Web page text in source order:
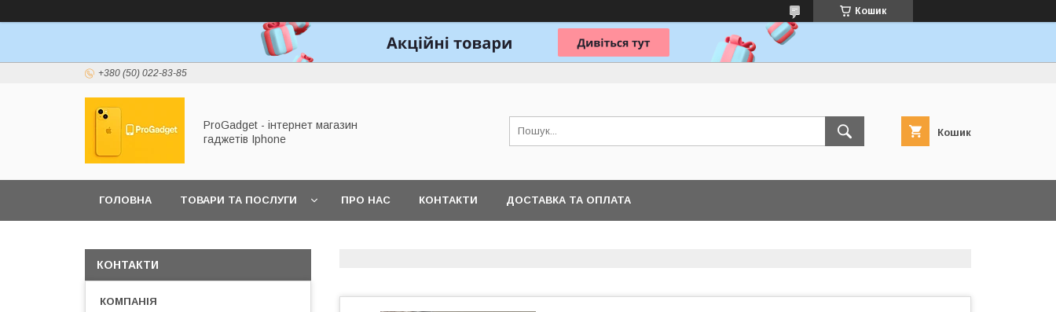
Кошик
+380 (50) 022-83-85
ProGadget - iнтернет магазин
гаджетів Iphone
Кошик
ГОЛОВНА ТОВАРИ ТА ПОСЛУГИ ПРО НАС КОНТАКТИ ДОСТАВКА ТА ОПЛАТА
КОНТАКТИ